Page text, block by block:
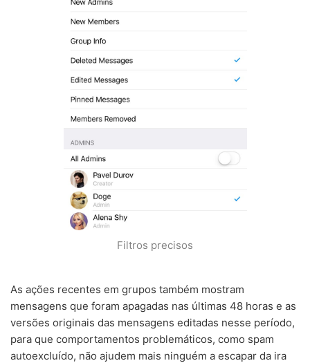
Filtros precisos
As ações recentes em grupos também mostram
mensagens que foram apagadas nas últimas 48 horas e as
versões originais das mensagens editadas nesse período,
para que comportamentos problemáticos, como spam
autoexcluído, não ajudem mais ninguém a escapar da ira